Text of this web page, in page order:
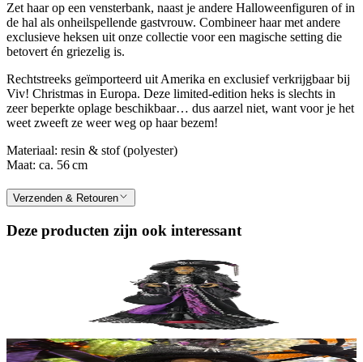
Zet haar op een vensterbank, naast je andere Halloweenfiguren of in
de hal als onheilspellende gastvrouw. Combineer haar met andere
exclusieve heksen uit onze collectie voor een magische setting die
betovert én griezelig is.
Rechtstreeks geïmporteerd uit Amerika en exclusief verkrijgbaar bij
Viv! Christmas in Europa. Deze limited‑edition heks is slechts in
zeer beperkte oplage beschikbaar… dus aarzel niet, want voor je het
weet zweeft ze weer weg op haar bezem!
Materiaal: resin & stof (polyester)
Maat: ca. 56 cm
Verzenden & Retouren
Deze producten zijn ook interessant